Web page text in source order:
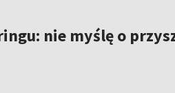
nie myślę o